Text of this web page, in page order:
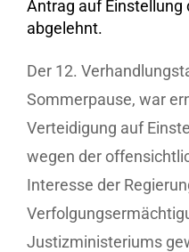
Antrag auf Einstellung
abgelehnt.
Der 12.
Sommerpause, war
Verteidigung auf
wegen der
Interesse der
Justizministeriums